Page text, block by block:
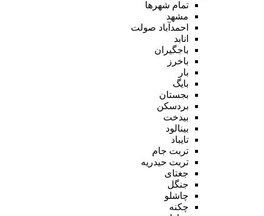
تمام شهر‌ها
مشهد
احمدآباد صولت
انابد
باجگیران
باخرز
بار
بایگ
بجستان
بردسکن
بیدخت
بینالود
تایباد
تربت جام
تربت حیدریه
جغتای
جنگل
چاشلو
چکنه